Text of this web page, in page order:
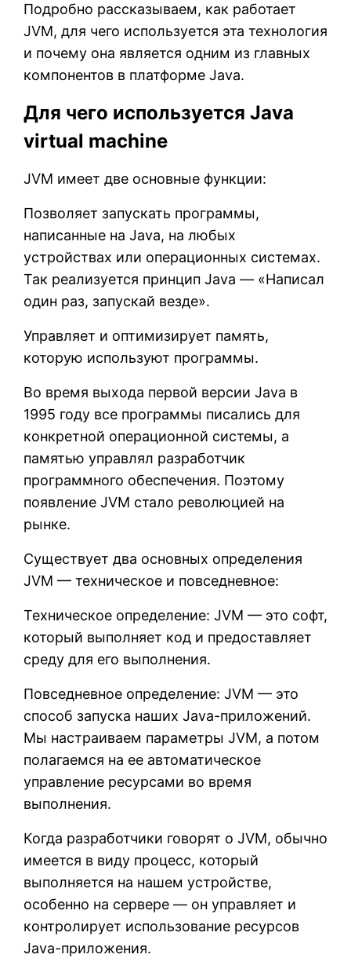
Подробно рассказываем, как работает
JVM, для чего используется эта технология
и почему она является одним из главных
компонентов в платформе Java.
Для чего используется Java
virtual machine
JVM имеет две основные функции:
Позволяет запускать программы,
написанные на Java, на любых
устройствах или операционных системах.
Так реализуется принцип Java — «Написал
один раз, запускай везде».
Управляет и оптимизирует память,
которую используют программы.
Во время выхода первой версии Java в
1995 году все программы писались для
конкретной операционной системы, а
памятью управлял разработчик
программного обеспечения. Поэтому
появление JVM стало революцией на
рынке.
Существует два основных определения
JVM — техническое и повседневное:
Техническое определение: JVM — это софт,
который выполняет код и предоставляет
среду для его выполнения.
Повседневное определение: JVM — это
способ запуска наших Java-приложений.
Мы настраиваем параметры JVM, а потом
полагаемся на ее автоматическое
управление ресурсами во время
выполнения.
Когда разработчики говорят о JVM, обычно
имеется в виду процесс, который
выполняется на нашем устройстве,
особенно на сервере — он управляет и
контролирует использование ресурсов
Java-приложения.